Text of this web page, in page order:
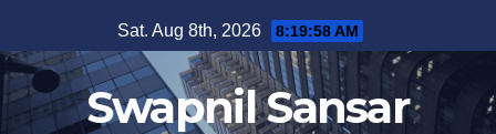
to
content
Sat. Aug 8th, 2026 8:19:59 AM
Swapnil Sansar